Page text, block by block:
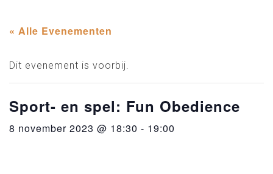
« Alle Evenementen
Dit evenement is voorbij.
Sport- en spel: Fun Obedience
8 november 2023 @ 18:30 - 19:00